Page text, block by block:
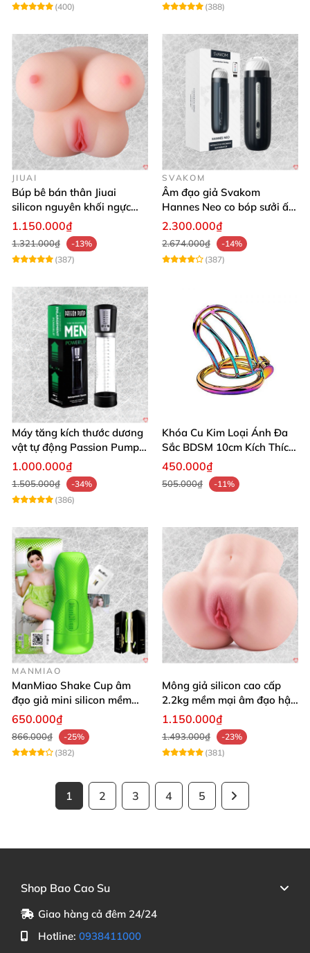
(400)
(388)
JIUAI
Búp bê bán thân Jiuai
silicon nguyên khối ngực
âm đạo thật
1.150.000₫
1.321.000₫
-13%
(387)
SVAKOM
Âm đạo giả Svakom
Hannes Neo co bóp sưởi ấm
app điều khiển tiện lợi
2.300.000₫
2.674.000₫
-14%
(387)
Máy tăng kích thước dương
vật tự động Passion Pump
sạc tiện lợi
1.000.000₫
1.505.000₫
-34%
(386)
Khóa Cu Kim Loại Ánh Đa
Sắc BDSM 10cm Kích Thích
Cao
450.000₫
505.000₫ -11%
MANMIAO
ManMiao Shake Cup âm
đạo giả mini silicon mềm
mại kích thích mạnh
650.000₫
866.000₫
-25%
(382)
Mông giả silicon cao cấp
2.2kg mềm mại âm đạo hậu
môn khít
1.150.000₫
1.493.000₫
-23%
(381)
1 2 3 4 5
Shop Bao Cao Su
Giao hàng cả đêm 24/24
Hotline: 0938411000